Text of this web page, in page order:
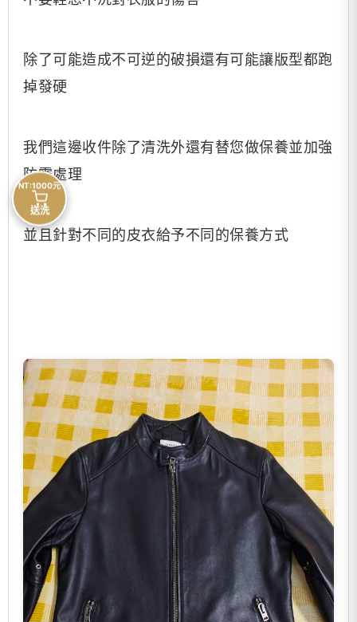
除了可能造成不可逆的破損還有可能讓版型都跑
掉發硬
我們這邊收件除了清洗外還有替您做保養並加強
防霉處理
並且針對不同的皮衣給予不同的保養方式
NT:1000元
送洗